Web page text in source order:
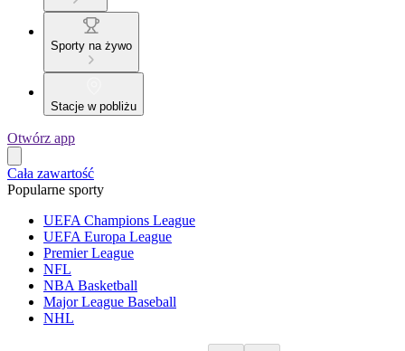
Sporty na żywo
Stacje w pobliżu
Otwórz app
Cała zawartość
Popularne sporty
UEFA Champions League
UEFA Europa League
Premier League
NFL
NBA Basketball
Major League Baseball
NHL